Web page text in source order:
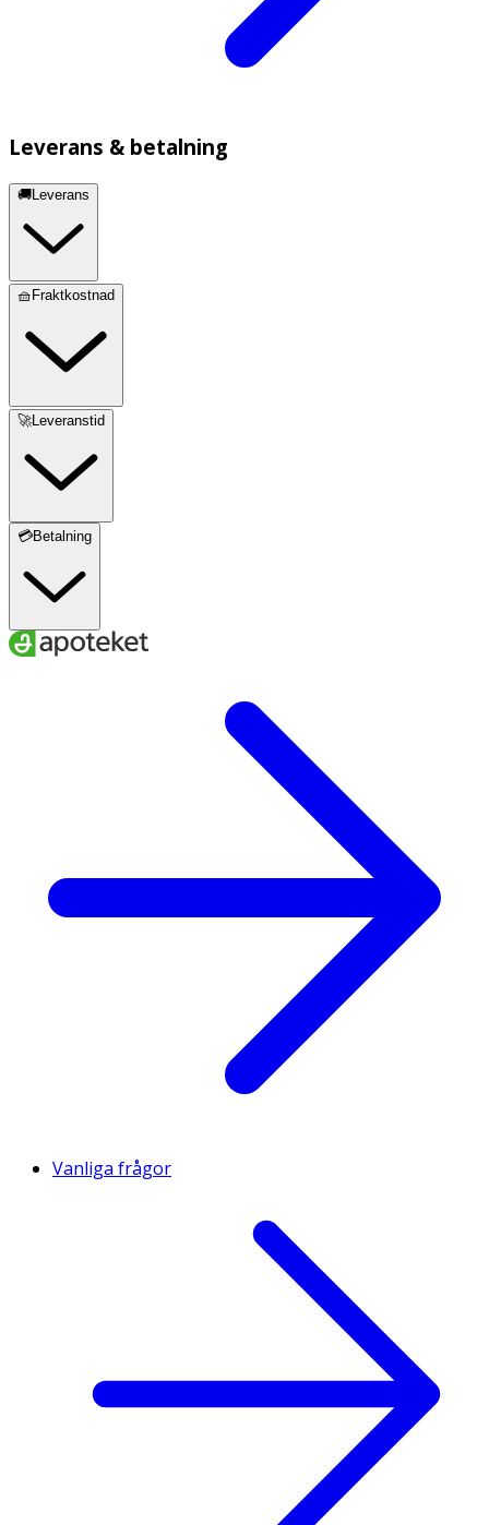
Leverans & betalning
🚚Leverans
🧺Fraktkostnad
🚀Leveranstid
💳Betalning
Vanliga frågor